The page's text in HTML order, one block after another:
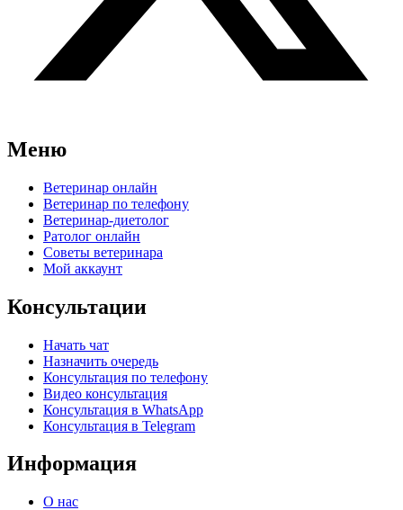
Меню
Ветеринар онлайн
Ветеринар по телефону
Ветеринар-диетолог
Ратолог онлайн
Советы ветеринара
Мой аккаунт
Консультации
Начать чат
Назначить очередь
Консультация по телефону
Видео консультация
Консультация в WhatsApp
Консультация в Telegram
Информация
О нас